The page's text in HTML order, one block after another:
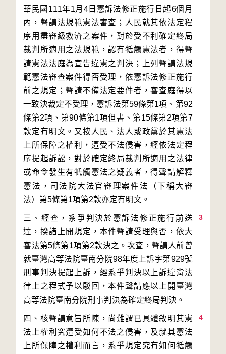
華民國111年1月4日憲訴法修正施行日起6個月
內，聲請法規範憲法審查；人民就其依法定程
序用盡審級救濟之案件，對於受不利確定終局
裁判所適用之法規範，認有牴觸憲法者，得聲
請憲法法庭為宣告違憲之判決；上列聲請法規
範憲法審查案件得否受理，依憲訴法修正施行
前之規定；聲請不備法定要件者，審查庭得以
一致決裁定不受理，憲訴法第59條第1項、第92
條第2項、第90條第1項但書、第15條第2項第7
款定有明文。又按人民、法人或政黨於其憲法
上所保障之權利，遭受不法侵害，經依法定程
序提起訴訟，對於確定終局裁判所適用之法律
或命令發生有牴觸憲法之疑義者，得聲請解釋
憲法，司法院大法官審理案件法（下稱大審
3
三、經查，系爭判決於憲訴法修正施行前送
達，揆諸上開規定，本件聲請受理與否，依大
審法第5條第1項第2款決之。次查，聲請人前曾
就臺灣高等法院臺南分院98年度上訴字第929號
刑事判決提起上訴，經系爭判決以上訴違背法
律上之程式予以駁回，本件聲請應以上開臺灣
4
四、核聲請意旨所陳，尚難謂已具體敘明其憲
法上權利究遭受如何不法之侵害，及就其憲法
上所保障之權利而言，系爭規定究有如何牴觸